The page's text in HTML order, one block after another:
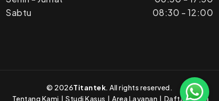
Sabtu
08:30 - 12:00
© 2026Titantek. All rights reserved.
Tentang Kami | Studi Kasus | Area Layanan | Daftar Harga